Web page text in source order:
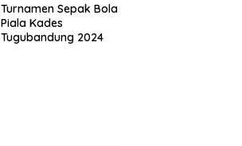
Turnamen Sepak Bola
Piala Kades
Tugubandung 2024